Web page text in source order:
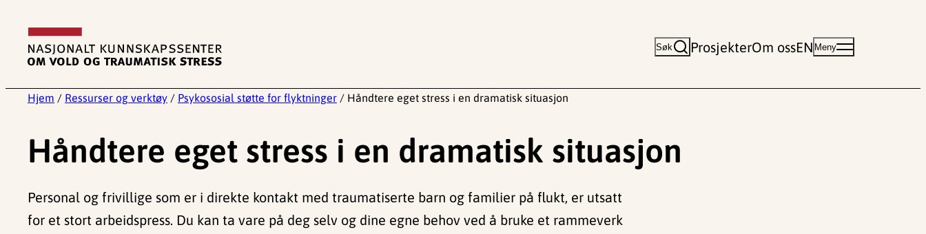
innhold
Søk ProsjekterOm ossEN Meny
Hjem / Ressurser og verktøy / Psykososial støtte for flyktninger / Håndtere eget stress i en dramatisk situasjon
Håndtere eget stress i en dramatisk situasjon
Personal og frivillige som er i direkte kontakt med traumatiserte barn og familier på flukt, er utsatt
for et stort arbeidspress. Du kan ta vare på deg selv og dine egne behov ved å bruke et rammeverk